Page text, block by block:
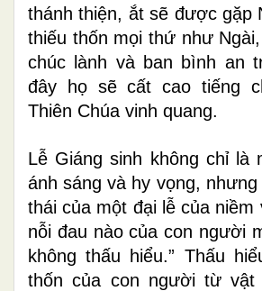
thánh thiện, ắt sẽ được gặp
thiếu thốn mọi thứ như
chúc lành và ban bình an
đây họ sẽ cất cao tiếng
Thiên Chúa vinh quang.
Lễ Giáng sinh không chỉ là
ánh sáng và hy vọng,
thái của một đại lễ của niềm
nỗi đau nào của con người
không thấu hiểu.” Thấu
thốn của con người từ vật